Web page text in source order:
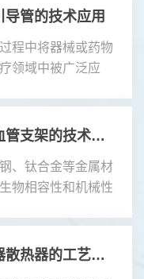
管的技术应用
程中将器械或药物
领域中被广泛应
率的焊接方...
激光焊接机在焊接医疗心血管支架的技术优势
、钛合金等金属材
物相容性和机械性
接机在焊...
激光焊接技术在焊接逆变器散热器的工艺流程